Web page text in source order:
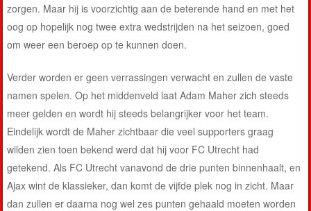
zorgen. Maar hij is voorzichtig aan de beterende hand en met het
oog op hopelijk nog twee extra wedstrijden na het seizoen, goed
om weer een beroep op te kunnen doen.
Verder worden er geen verrassingen verwacht en zullen de vaste
namen spelen. Op het middenveld laat Adam Maher zich steeds
meer gelden en wordt hij steeds belangrijker voor het team.
Eindelijk wordt de Maher zichtbaar die veel supporters graag
wilden zien toen bekend werd dat hij voor FC Utrecht had
getekend. Als FC Utrecht vanavond de drie punten binnenhaalt, en
Ajax wint de klassieker, dan komt de vijfde plek nog in zicht. Maar
dan zullen er daarna nog wel zes punten gehaald moeten worden